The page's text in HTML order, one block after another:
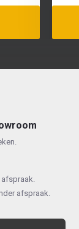
afspraak.